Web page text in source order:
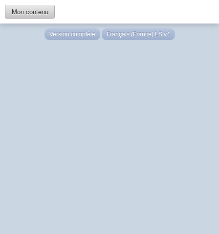
Mon contenu
Version complète Français (France) LS v4